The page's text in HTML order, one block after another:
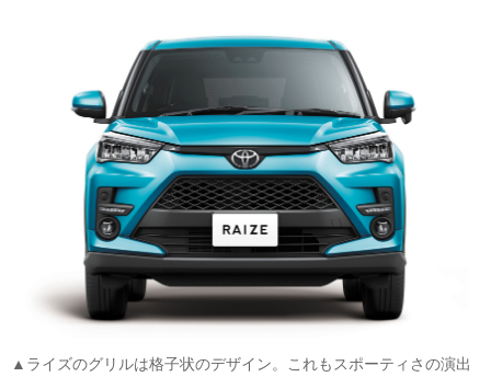
▲ライズのグリルは格子状のデザイン。これもスポーティさの演出